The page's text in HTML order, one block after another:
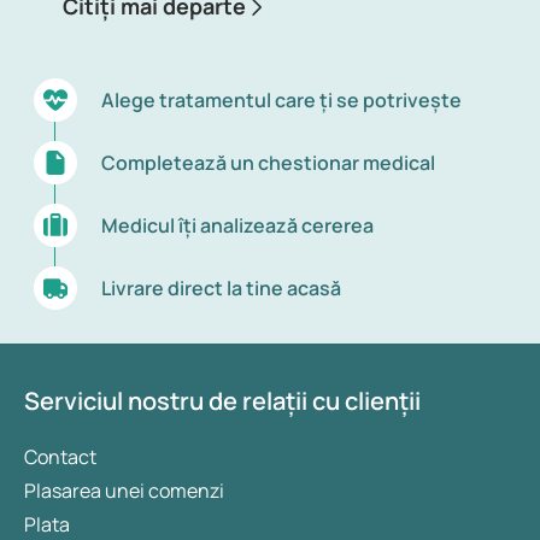
profund. În stadiul ăsta, inima bate și mai încet,
începe procesul de refacere a corpului și minții. În
somnul profund, organele și mușchii se refac, iar
creierul procesează ce ai acumulat peste zi.
Stadiul 4: Somnul REM
La final, mai e și al patrulea stadiu: somnul REM.
REM vine de la Rapid Eye Movement. E vorba de
mișcarea rapidă a pleoapelor. Tensiunea și ritmul
fel de activ ca atunci când ești treaz.
nopții, oricât de des. Somnul e super important
pentru starea noastră de bine. În timpul somnului,
corpul și mintea trec printr-un proces serios de
Citiți mai departe
Alege tratamentul care ți se potrivește
Completează un chestionar medical
Medicul îți analizează cererea
Livrare direct la tine acasă
Serviciul nostru de relații cu clienții
Contact
Plasarea unei comenzi
Plata